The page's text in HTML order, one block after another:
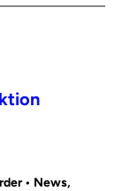
• News,